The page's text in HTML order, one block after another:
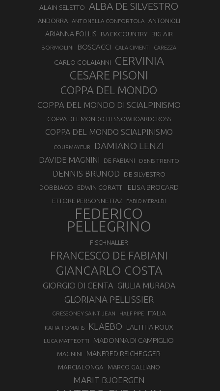
ALAIN SELETTO ALBA DE SILVESTRO
ANDORRA ANTONELLA CONFORTOLA ANTONIOLI
ARIANNA FOLLIS BACKCOUNTRY BIG AIR
BORMOLINI BOSCACCI CALA CIMENTI CAREZZA
CARLO COLAIANNI CERVINIA
CESARE PISONI
COPPA DEL MONDO
COPPA DEL MONDO DI SCIALPINISMO
COPPA DEL MONDO DI SNOWBOARDCROSS
COPPA DEL MONDO SCIALPINISMO
COURMAYEUR DAMIANO LENZI
DAVIDE MAGNINI DE FABIANI DENIS TRENTO
DENNIS BRUNOD DE SILVESTRO
DOBBIACO EDWIN CORATTI ELISA BROCARD
ETTORE PERSONNETTAZ FABIO MERALDI
FEDERICO
PELLEGRINO
FISCHNALLER
FRANCESCO DE FABIANI
GIANCARLO COSTA
GIORGIO DI CENTA GIULIA MURADA
GLORIANA PELLISSIER
GRESSONEY SAINT JEAN HALF PIPE ITALIA
KATIA TOMATIS KLAEBO LAETITIA ROUX
LUCA MATTEOTTI MADONNA DI CAMPIGLIO
MAGNINI MANFRED REICHEGGER
MARCIALONGA MARCO GALLIANO
MARIT BJOERGEN